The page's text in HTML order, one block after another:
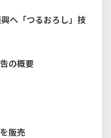
へ「つるおろし」技
の概要
販売